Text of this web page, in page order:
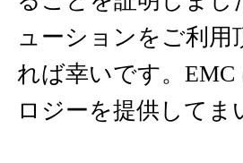
ューションをご利
れば幸いです。
ロジーを提供してま